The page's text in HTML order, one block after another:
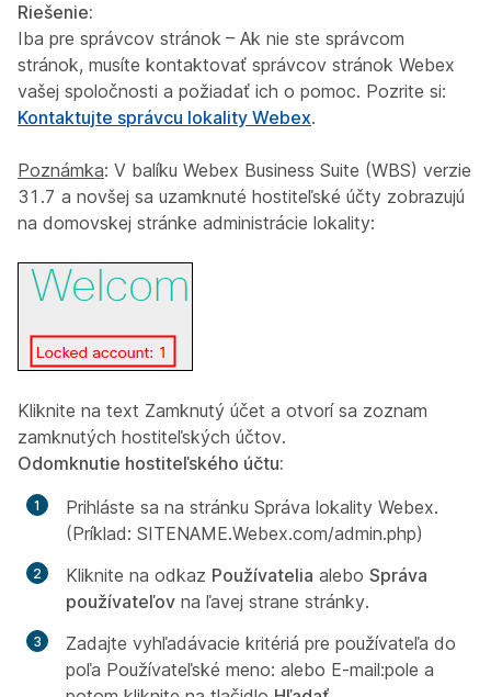
Riešenie:
Iba pre správcov stránok – Ak nie ste správcom
stránok, musíte kontaktovať správcov stránok Webex
vašej spoločnosti a požiadať ich o pomoc. Pozrite si:
Kontaktujte správcu lokality Webex.
Poznámka: V balíku Webex Business Suite (WBS) verzie
31.7 a novšej sa uzamknuté hostiteľské účty zobrazujú
na domovskej stránke administrácie lokality:
Kliknite na text Zamknutý účet a otvorí sa zoznam
zamknutých hostiteľských účtov.
Odomknutie hostiteľského účtu:
Prihláste sa na stránku Správa lokality Webex.
(Príklad: SITENAME.Webex.com/admin.php)
Kliknite na odkaz Používatelia alebo Správa
používateľov na ľavej strane stránky.
Zadajte vyhľadávacie kritériá pre používateľa do
poľa Používateľské meno: alebo E-mail:pole a